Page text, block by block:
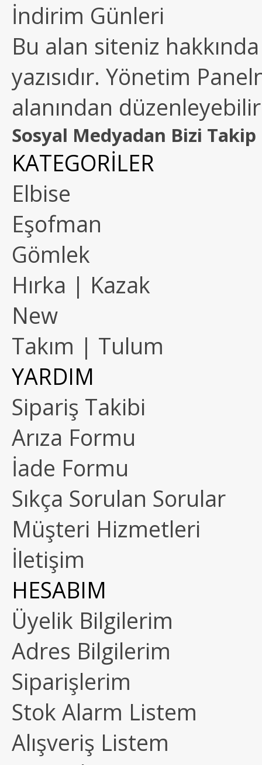
İndirim Günleri
Bu alan siteniz
yazısıdır. Yönetim
alanından
Sosyal Medyadan Bizi Takip
KATEGORİLER
Elbise
Eşofman
Gömlek
Hırka | Kazak
New
Takım | Tulum
YARDIM
Sipariş Takibi
Arıza Formu
İade Formu
Sıkça Sorulan Sorular
Müşteri Hizmetleri
İletişim
HESABIM
Üyelik Bilgilerim
Adres Bilgilerim
Siparişlerim
Stok Alarm Listem
Alışveriş Listem